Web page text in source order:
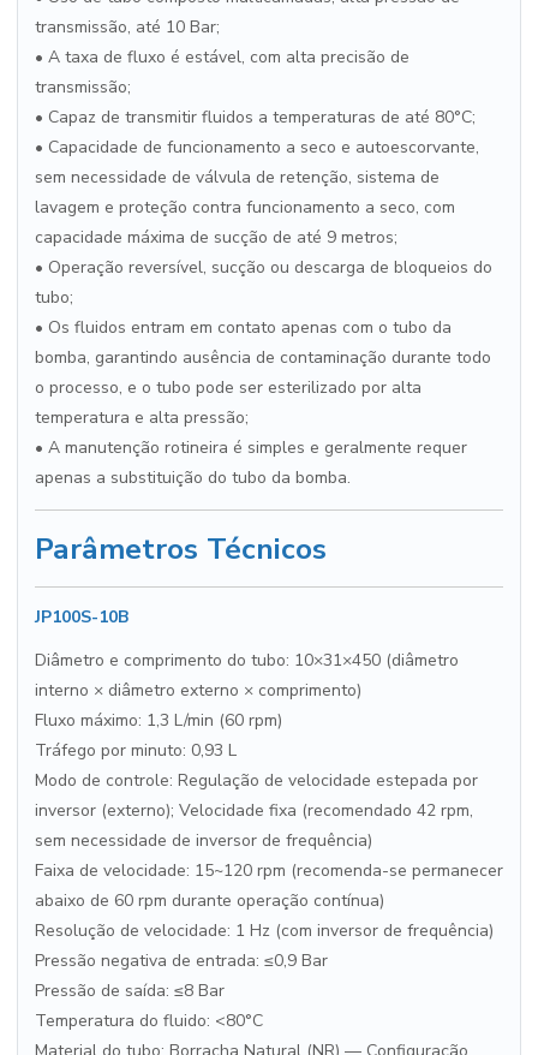
transmissão, até 10 Bar;
• A taxa de fluxo é estável, com alta precisão de
transmissão;
• Capaz de transmitir fluidos a temperaturas de até 80°C;
• Capacidade de funcionamento a seco e autoescorvante,
sem necessidade de válvula de retenção, sistema de
lavagem e proteção contra funcionamento a seco, com
capacidade máxima de sucção de até 9 metros;
• Operação reversível, sucção ou descarga de bloqueios do
tubo;
• Os fluidos entram em contato apenas com o tubo da
bomba, garantindo ausência de contaminação durante todo
o processo, e o tubo pode ser esterilizado por alta
temperatura e alta pressão;
• A manutenção rotineira é simples e geralmente requer
apenas a substituição do tubo da bomba.
Parâmetros Técnicos
JP100S-10B
Diâmetro e comprimento do tubo: 10×31×450 (diâmetro
interno × diâmetro externo × comprimento)
Fluxo máximo: 1,3 L/min (60 rpm)
Tráfego por minuto: 0,93 L
Modo de controle: Regulação de velocidade estepada por
inversor (externo); Velocidade fixa (recomendado 42 rpm,
sem necessidade de inversor de frequência)
Faixa de velocidade: 15~120 rpm (recomenda-se permanecer
abaixo de 60 rpm durante operação contínua)
Resolução de velocidade: 1 Hz (com inversor de frequência)
Pressão negativa de entrada: ≤0,9 Bar
Pressão de saída: ≤8 Bar
Temperatura do fluido: <80°C